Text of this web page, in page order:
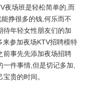
夜场班是轻松简单的,而
挣很多的钱,何乐而不
待年轻女性朋友们的加
来参加夜场KTV招聘模特
前事先先添加夜场招聘
件事情,但是切记多加,
贵的时间。